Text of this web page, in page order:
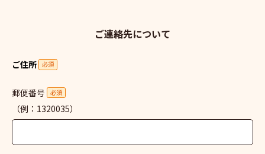
ご連絡先について
ご住所 必須
郵便番号 必須
（例：1320035）